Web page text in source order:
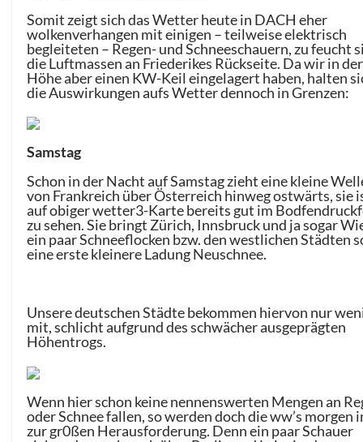
Somit zeigt sich das Wetter heute in DACH eher
wolkenverhangen mit einigen – teilweise elektrisch
begleiteten – Regen- und Schneeschauern, zu feucht
die Luftmassen an Friederikes Rückseite. Da wir in der
Höhe aber einen KW-Keil eingelagert haben, halten
die Auswirkungen aufs Wetter dennoch in Grenzen:
Samstag
Schon in der Nacht auf Samstag zieht eine kleine
von Frankreich über Österreich hinweg ostwärts, sie
auf obiger wetter3-Karte bereits gut im
zu sehen. Sie bringt Zürich, Innsbruck und ja sogar
ein paar Schneeflocken bzw. den westlichen Städten
eine erste kleinere Ladung Neuschnee.
Unsere deutschen Städte bekommen hiervon nur
mit, schlicht aufgrund des schwächer ausgeprägten
Höhentrogs.
Wenn hier schon keine nennenswerten Mengen an
oder Schnee fallen, so werden doch die ww’s morgen
zur gr0ßen Herausforderung. Denn ein paar Schauer